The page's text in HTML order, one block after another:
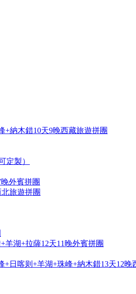
+納木錯10天9晚西藏旅遊拼團
定製）
外賓拼團
旅遊拼團
羊湖+拉薩12天11晚外賓拼團
日喀则+羊湖+珠峰+納木錯13天12晚